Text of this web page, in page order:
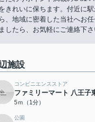
きれいに保ちます。付近に
ら、地域に密着した当社へお
ましたら、お気軽にご連絡下さ
施設
コンビニエンスストア
ファミリーマート 八王子
5ｍ（1分）
公園